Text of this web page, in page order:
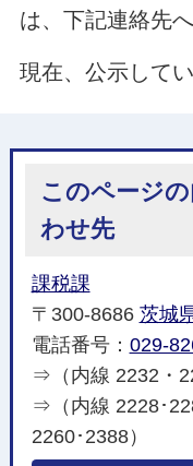
は、下記連絡先
現在、公示して
このページ
わせ先
課税課
〒300-8686 茨城
電話番号： 029-
⇒（内線 2232・
⇒（内線 2228･
2260･2388）